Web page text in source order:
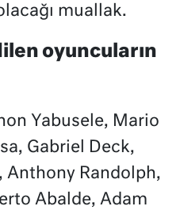
muallak.
oyuncuların
Yabusele, Mario
Gabriel Deck,
Anthony Randolph,
Abalde, Adam